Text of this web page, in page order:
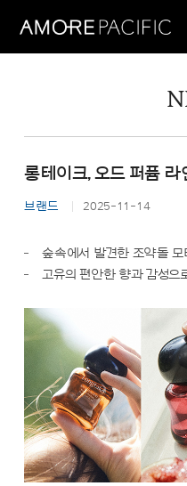
롱테이크, 오드 퍼퓸 라
브랜드 2025-11-14
숲속에서 발견한 조약돌 모
고유의 편안한 향과 감성으